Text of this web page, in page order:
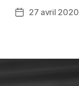
Date27 avril 2020